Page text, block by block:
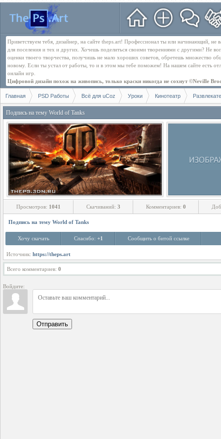
Приветствуем тебя, дизайнер, на сайте theps.art! Профессионал ты или начинающий,
для поселения и тех и других. Хочешь поделиться своими творениями с другими? Не
оценки твоего творчества, получишь не мало хороших советов, обретешь множество
новому. Если ты устал от работы, то и в этом мы тебе поможем! На нашем сайте есть
онлайн игр.
Цифровой дизайн похож на живопись, только краски никогда не сохнут ©Neville
Главная PSD Работы Всё для uCoz Уроки Кинотеатр
Подпись на тему World of Tanks
Просмотров: 1041 Скачиваний: 3 Комментариев: 0
Подпись на тему World of Tanks
Хочу скачать Спасибо: +1 Сообщить о битой ссылке
Источник: https://theps.art
Всего комментариев: 0
Войдите:
Отправить